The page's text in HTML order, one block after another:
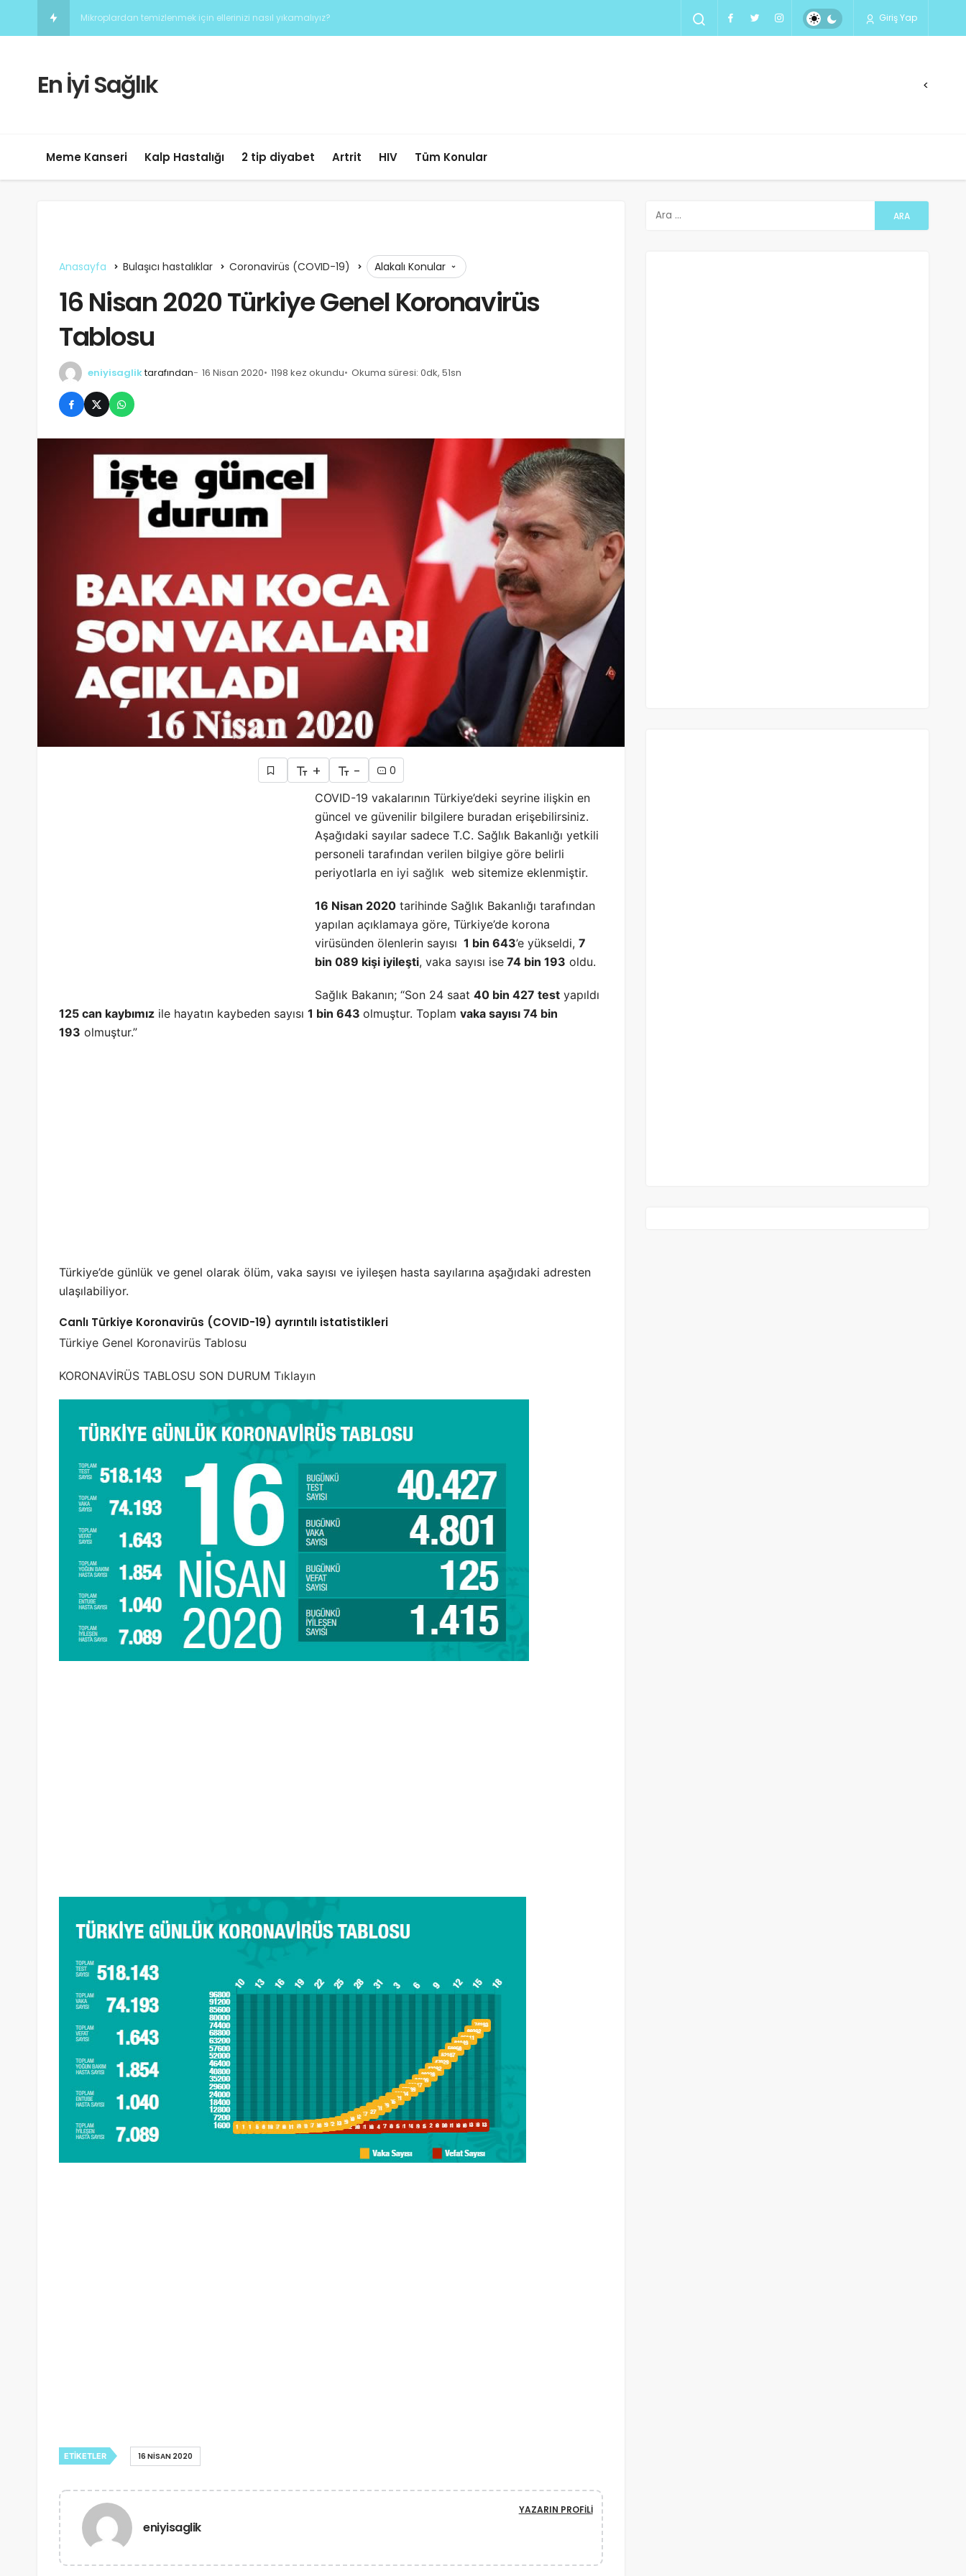
Kadınlarda Kalp Hastalığını Anl Giriş Yap
En İyi Sağlık <
Meme Kanseri Kalp Hastalığı 2 tip diyabet Artrit HIV Tüm Konular
Anasayfa Bulaşıcı hastalıklar Coronavirüs (COVID-19) Alakalı Konular
16 Nisan 2020 Türkiye Genel Koronavirüs
Tablosu
eniyisagliktarafından 16 Nisan 2020 1198 kez okundu Okuma süresi: 0dk, 51sn
+ -
0
COVID-19 vakalarının Türkiye’deki seyrine ilişkin en
güncel ve güvenilir bilgilere buradan erişebilirsiniz.
Aşağıdaki sayılar sadece T.C. Sağlık Bakanlığı yetkili
personeli tarafından verilen bilgiye göre belirli
periyotlarla en iyi sağlık web sitemize eklenmiştir.
16 Nisan 2020 tarihinde Sağlık Bakanlığı tarafından
yapılan açıklamaya göre, Türkiye’de korona
virüsünden ölenlerin sayısı 1 bin 643’e yükseldi, 7
bin 089 kişi iyileşti, vaka sayısı ise 74 bin 193 oldu.
Sağlık Bakanın; “Son 24 saat 40 bin 427 test yapıldı
125 can kaybımız ile hayatın kaybeden sayısı 1 bin 643 olmuştur. Toplam vaka sayısı 74 bin
193 olmuştur.”
Türkiye’de günlük ve genel olarak ölüm, vaka sayısı ve iyileşen hasta sayılarına aşağıdaki adresten
ulaşılabiliyor.
Canlı Türkiye Koronavirüs (COVID-19) ayrıntılı istatistikleri
Türkiye Genel Koronavirüs Tablosu
KORONAVİRÜS TABLOSU SON DURUM Tıklayın
ETIKETLER 16 NISAN 2020
eniyisaglik
YAZARIN PROFILI